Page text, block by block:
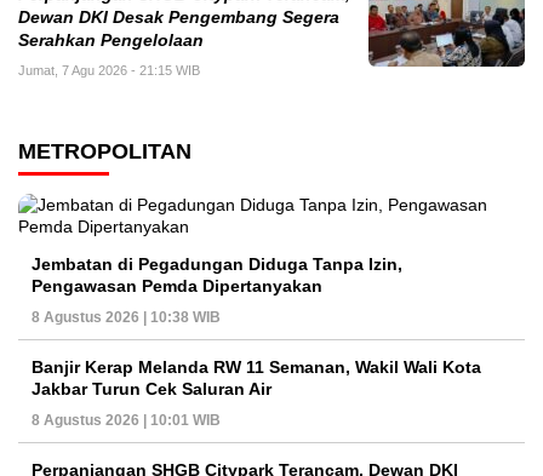
Dewan DKI Desak Pengembang Segera
Serahkan Pengelolaan
Jumat, 7 Agu 2026 - 21:15 WIB
METROPOLITAN
Jembatan di Pegadungan Diduga Tanpa Izin,
Pengawasan Pemda Dipertanyakan
8 Agustus 2026 | 10:38 WIB
Banjir Kerap Melanda RW 11 Semanan, Wakil Wali Kota
Jakbar Turun Cek Saluran Air
8 Agustus 2026 | 10:01 WIB
Perpanjangan SHGB Citypark Terancam, Dewan DKI